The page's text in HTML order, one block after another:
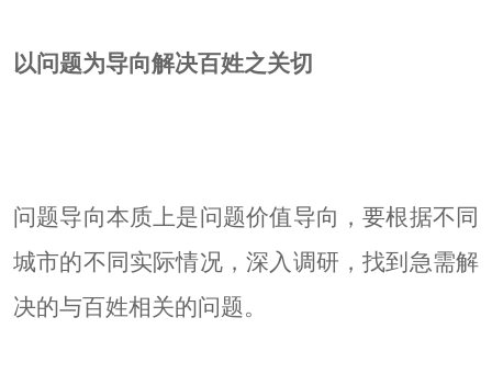
以问题为导向解决百姓之关切
问题导向本质上是问题价值导向，要根据不同
城市的不同实际情况，深入调研，找到急需解
决的与百姓相关的问题。